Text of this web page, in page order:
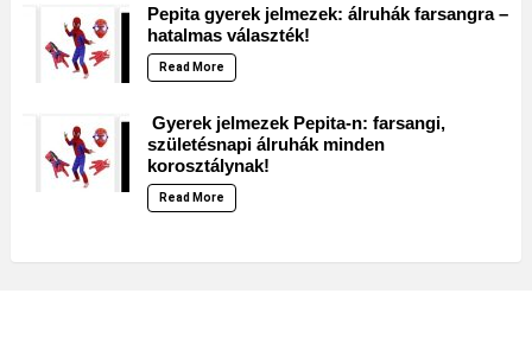
Pepita gyerek jelmezek: álruhák farsangra –
hatalmas választék!
Read More
Gyerek jelmezek Pepita-n: farsangi,
születésnapi álruhák minden
korosztálynak!
Read More